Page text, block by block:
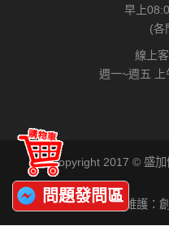
早上
(各
線上
週一~週五
Copyright 2017 © 盛
網站維護：
問題發問區